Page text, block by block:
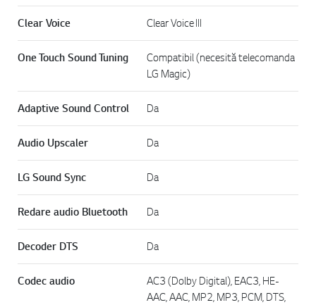
Clear Voice Clear Voice III
One Touch Sound Tuning
Compatibil (necesită telecomanda
LG Magic)
Adaptive Sound Control Da
Audio Upscaler Da
LG Sound Sync Da
Redare audio Bluetooth Da
Decoder DTS Da
Codec audio
AC3 (Dolby Digital), EAC3, HE-
AAC, AAC, MP2, MP3, PCM, DTS,